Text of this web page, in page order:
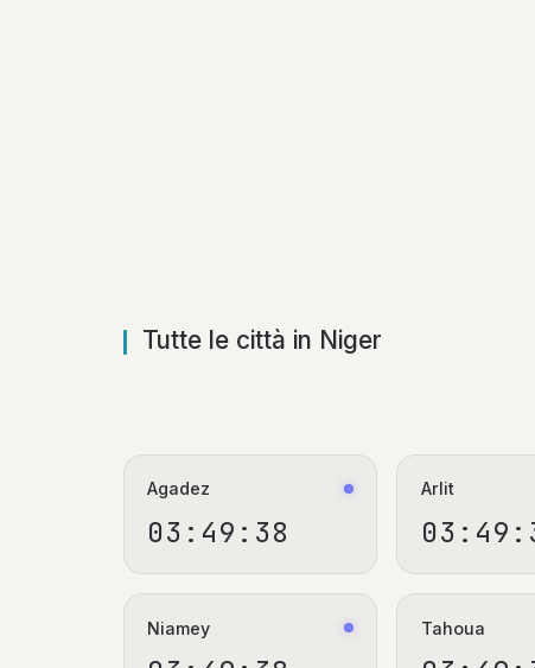
Tutte le città in Niger
Agadez
03:49:39
Arlit
Niamey Tahoua